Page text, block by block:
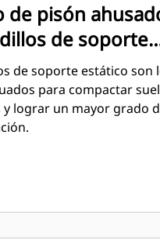
de pisón
de soporte
de soporte estático son
para compactar
y lograr un mayor grado